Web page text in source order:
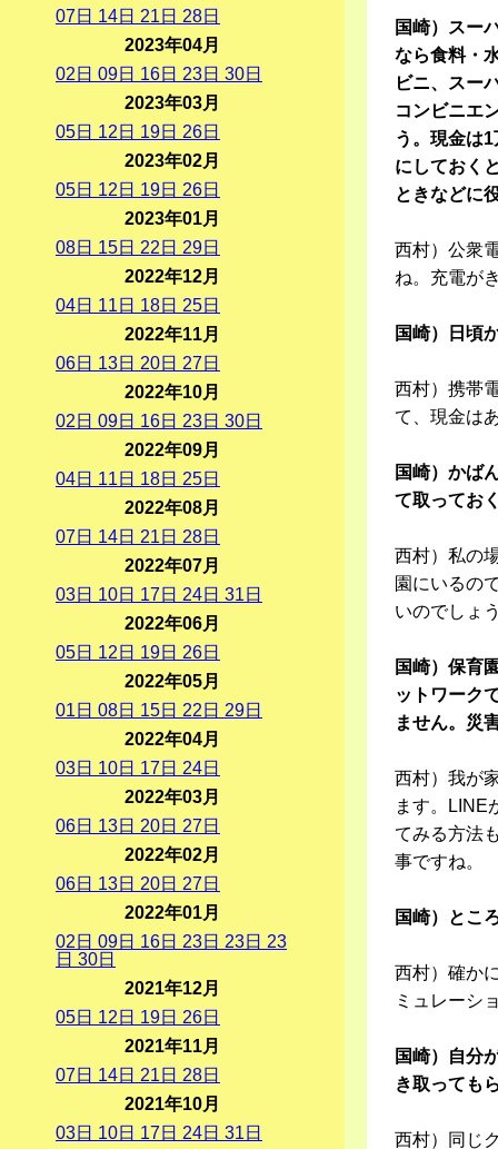
国崎）スー
なら食料・
ビニ、スー
コンビニエ
う。現金は
にしておく
ときなどに
西村）公衆
ね。充電が
国崎）日頃
西村）携帯
て、現金は
国崎）かば
て取ってお
西村）私の
園にいるの
いのでしょ
国崎）保育
ットワーク
ません。災
西村）我が
ます。LINE
てみる方法
事ですね。
国崎）とこ
西村）確か
ミュレーシ
国崎）自分
き取っても
西村）同じ
07日 14日 21 日 28日
2023年04月
02 日 09日 16日 23日 30日
2023年03月
05日 12 日 19日 26日
2023年02月
05日 12 日 19日 26日
2023年01月
08日 15日 22 日 29日
2022年12月
04日 11 日 18日 25日
2022年11月
06日 13日 20日 27日
2022年10月
02 日 09日 16日 23日 30日
2022年09月
04日 11 日 18日 25日
2022年08月
07日 14日 21 日 28日
2022年07月
03日 10日 17日 24日 31 日
2022年06月
05日 12 日 19日 26日
2022年05月
01 日 08日 15日 22 日 29日
2022年04月
03日 10日 17日 24日
2022年03月
06日 13日 20日 27日
2022年02月
06日 13日 20日 27日
2022年01月
02 日 09日 16日 23日 23日 23
日 30日
2021年12月
05日 12 日 19日 26日
2021年11月
07日 14日 21 日 28日
2021年10月
03日 10日 17日 24日 31 日